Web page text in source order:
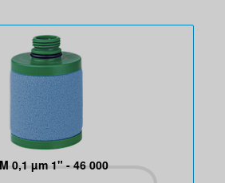
0,1 µm 1" - 46 000